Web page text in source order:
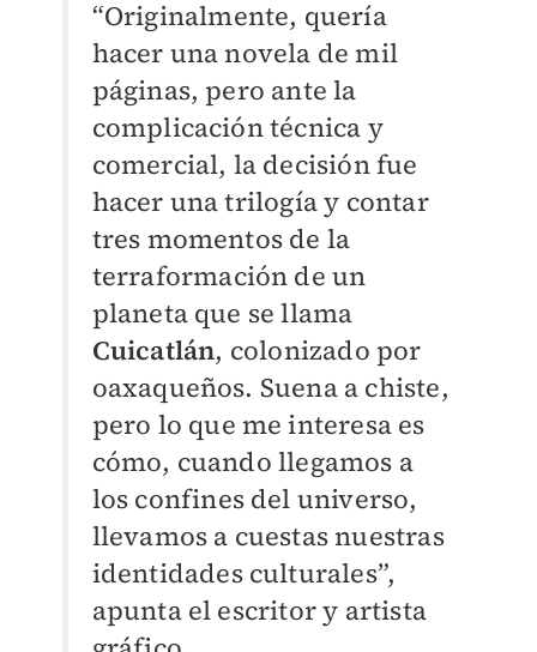
“Originalmente, quería
hacer una novela de mil
páginas, pero ante la
complicación técnica y
comercial, la decisión fue
hacer una trilogía y contar
tres momentos de la
terraformación de un
planeta que se llama
Cuicatlán, colonizado por
oaxaqueños. Suena a chiste,
pero lo que me interesa es
cómo, cuando llegamos a
los confines del universo,
llevamos a cuestas nuestras
identidades culturales”,
apunta el escritor y artista